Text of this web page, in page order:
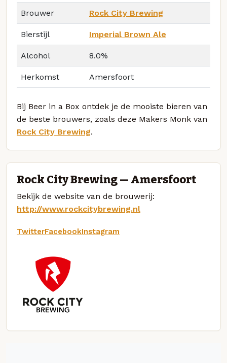
Brouwer Rock City Brewing
Bierstijl Imperial Brown Ale
Alcohol 8.0%
Herkomst Amersfoort
Bij Beer in a Box ontdek je de mooiste bieren van
de beste brouwers, zoals deze Makers Monk van
Rock City Brewing.
Rock City Brewing — Amersfoort
Bekijk de website van de brouwerij:
http://www.rockcitybrewing.nl
TwitterFacebookInstagram